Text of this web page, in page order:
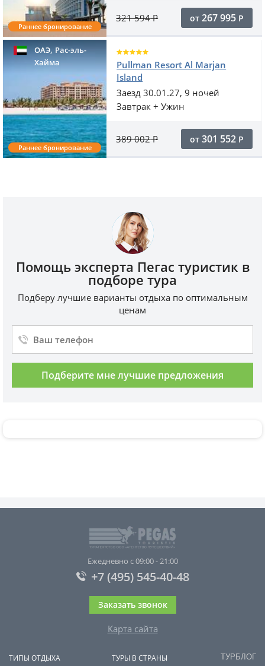
Раннее бронирование
321 594Р от 267 995 Р
ОАЭ, Рас-эль-
Хайма
Раннее бронирование
Pullman Resort Al Marjan
Island
Заезд 30.01.27, 9 ночей
Завтрак + Ужин
389 002Р от 301 552 Р
Помощь эксперта Пегас туристик в
подборе тура
Подберу лучшие варианты отдыха по оптимальным
ценам
Подберите мне лучшие предложения
Ежедневно с 09:00 - 21:00
+7 (495) 545-40-48
Заказать звонок
Карта сайта
ТИПЫ ОТДЫХА ТУРЫ В СТРАНЫ ТУРБЛОГ